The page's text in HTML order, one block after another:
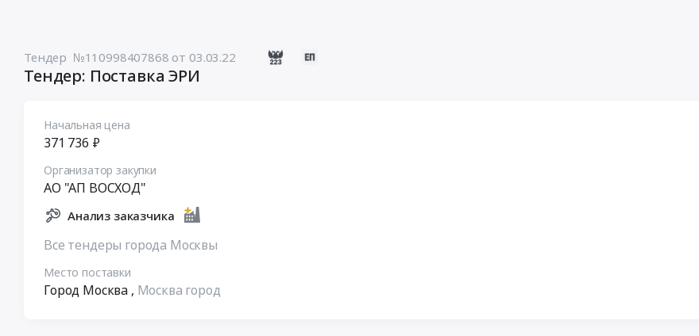
Тендер №110998407868 от 03.03.22
Тендер: Поставка ЭРИ
Начальная цена
371 736 ₽
Организатор закупки
АО "АП ВОСХОД"
Анализ заказчика
Все тендеры города Москвы
Место поставки
Город Москва , Москва город